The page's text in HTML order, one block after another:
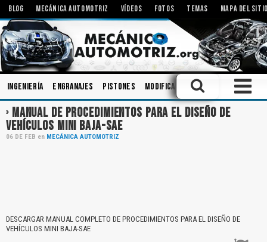
BLOG MECÁNICA AUTOMOTRIZ VÍDEOS FOTOS TEMAS MAPA DEL
Ingeniería Engranajes Pistones Modificaciones Amortiguadores
MANUAL DE PROCEDIMIENTOS PARA EL DISEÑO DE
VEHÍCULOS MINI BAJA-SAE
06 DE FEB en MECÁNICA AUTOMOTRIZ
DESCARGAR MANUAL COMPLETO DE PROCEDIMIENTOS PARA EL DISEÑO DE
VEHÍCULOS MINI BAJA-SAE